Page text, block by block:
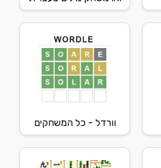
וורדל - כל המשחקים